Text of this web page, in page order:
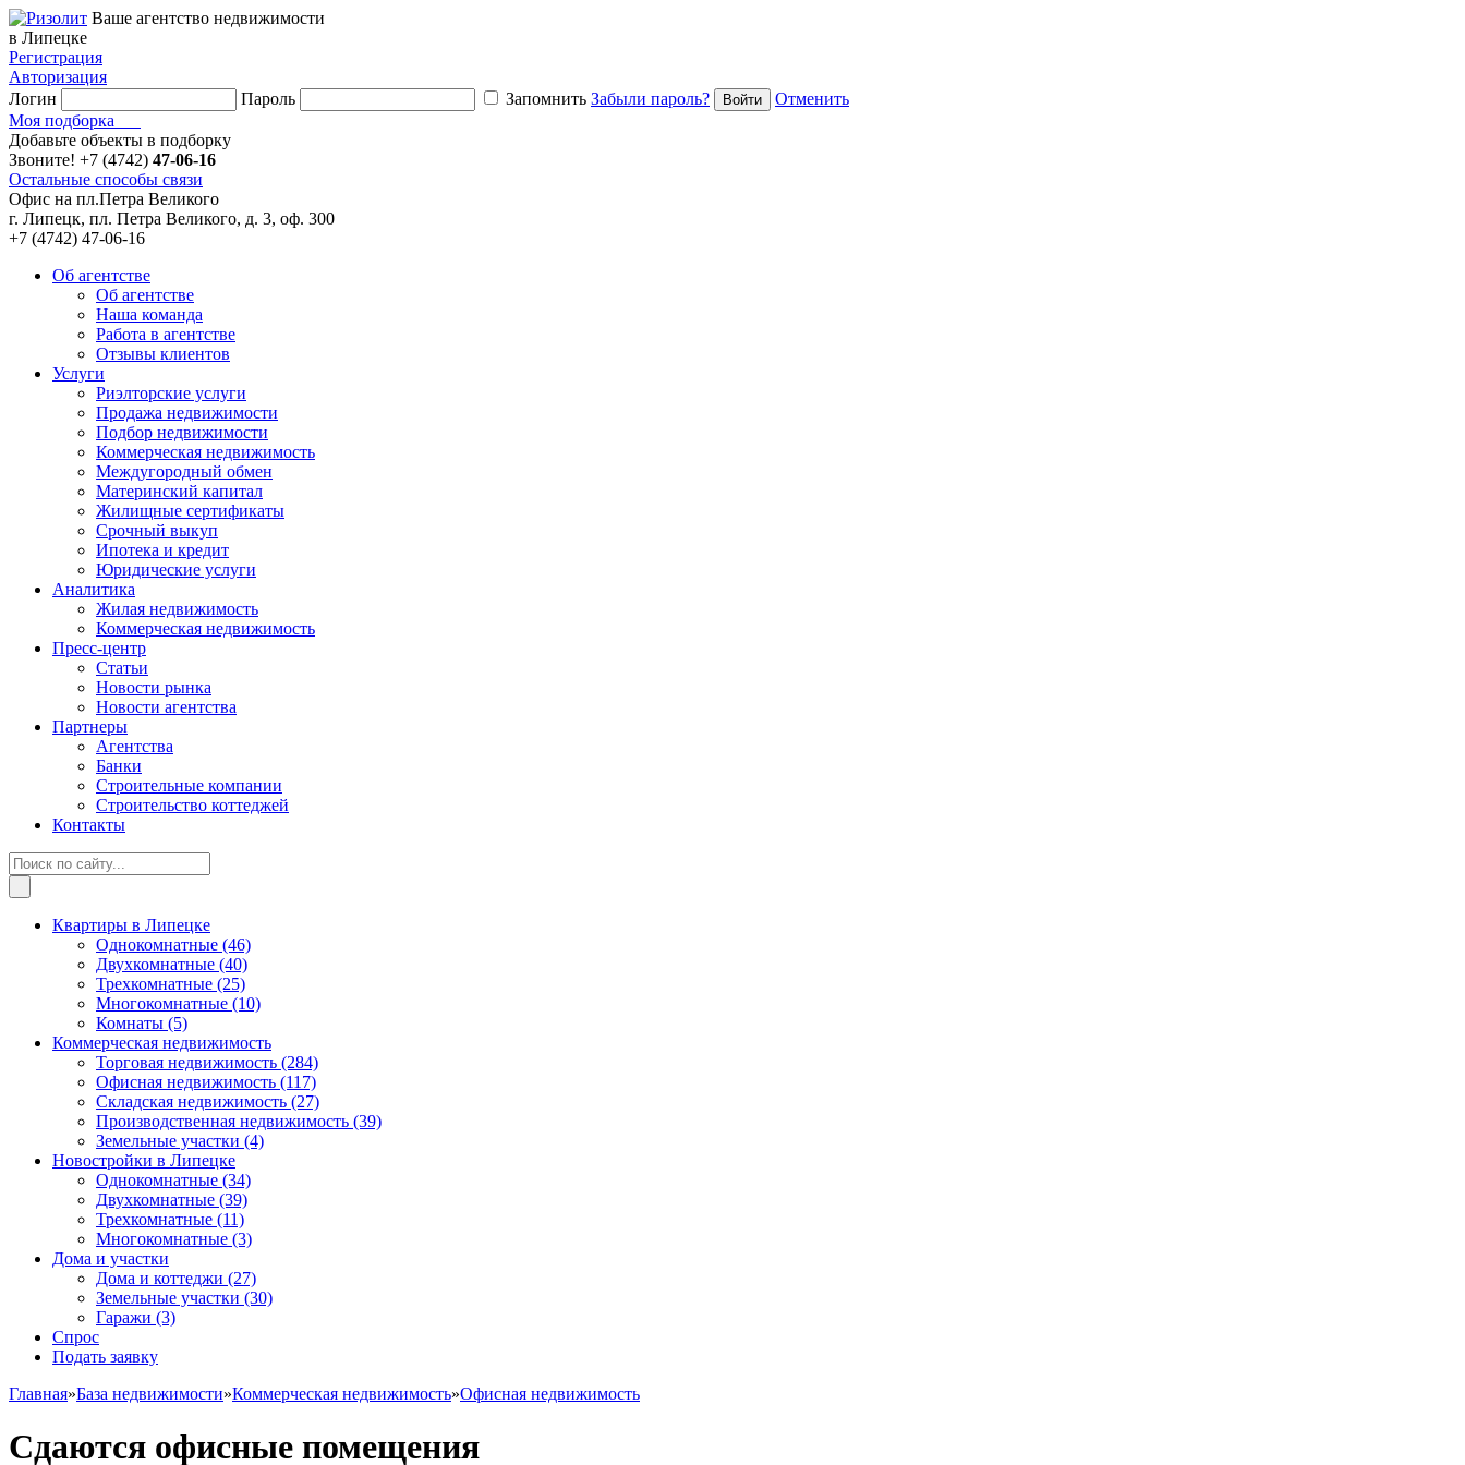
Ваше агентство недвижимости
в Липецке
Регистрация
Авторизация
Логин
Пароль Запомнить Забыли пароль?
Отменить
Моя подборка
Добавьте объекты в подборку
Звоните! +7 (4742) 47-06-16
Остальные способы связи
Офис на пл.Петра Великого
г. Липецк, пл. Петра Великого, д. 3, оф. 300
+7 (4742) 47-06-16
Об агентстве
Об агентстве
Наша команда
Работа в агентстве
Отзывы клиентов
Услуги
Риэлторские услуги
Продажа недвижимости
Подбор недвижимости
Коммерческая недвижимость
Междугородный обмен
Материнский капитал
Жилищные сертификаты
Срочный выкуп
Ипотека и кредит
Юридические услуги
Аналитика
Жилая недвижимость
Коммерческая недвижимость
Пресс-центр
Статьи
Новости рынка
Новости агентства
Партнеры
Агентства
Банки
Строительные компании
Строительство коттеджей
Контакты
Квартиры в Липецке
Однокомнатные (46)
Двухкомнатные (40)
Трехкомнатные (25)
Многокомнатные (10)
Комнаты (5)
Коммерческая недвижимость
Торговая недвижимость (284)
Офисная недвижимость (117)
Складская недвижимость (27)
Производственная недвижимость (39)
Земельные участки (4)
Новостройки в Липецке
Однокомнатные (34)
Двухкомнатные (39)
Трехкомнатные (11)
Многокомнатные (3)
Дома и участки
Дома и коттеджи (27)
Земельные участки (30)
Гаражи (3)
Спрос
Подать заявку
Главная»База недвижимости»Коммерческая недвижимость»Офисная недвижимость
Сдаются офисные помещения